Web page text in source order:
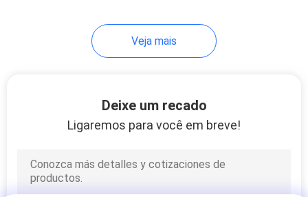
HEPA
Veja mais
Deixe um recado
Ligaremos para você em breve!